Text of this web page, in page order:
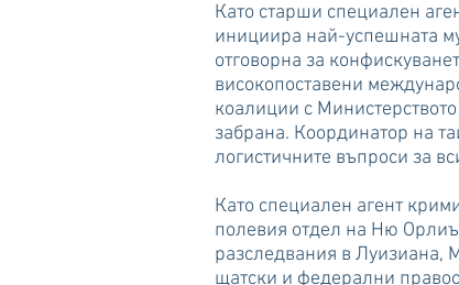
Като старши специален
инициира най-успешната
отговорна за
високопоставени
коалиции с
забрана. Координатор на
логистичните въпроси за
Като специален агент
полевия отдел на Ню
разследвания в Луизиана,
щатски и федерални